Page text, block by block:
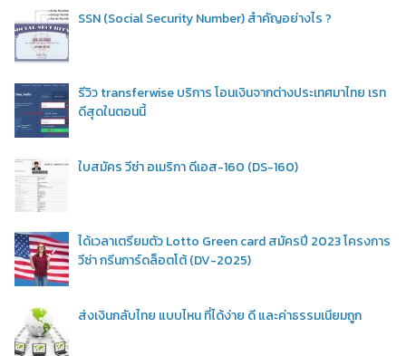
SSN (Social Security Number) สำคัญอย่างไร ?
รีวิว transferwise บริการ โอนเงินจากต่างประเทศมาไทย เรท
ดีสุดในตอนนี้
ใบสมัคร วีซ่า อเมริกา ดีเอส-160 (DS-160)
ได้เวลาเตรียมตัว Lotto Green card สมัครปี 2023 โครงการ
วีซ่า กรีนการ์ดล็อตโต้ (DV-2025)
ส่งเงินกลับไทย แบบไหน ที่ได้ง่าย ดี และค่าธรรมเนียมถูก